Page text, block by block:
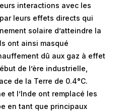
interactions avec les
leurs effets directs qui
solaire d’atteindre la
ont ainsi masqué
dû aux gaz à effet
de l’ère industrielle,
de la Terre de 0.4°C.
et l’Inde ont remplacé les
en tant que principaux